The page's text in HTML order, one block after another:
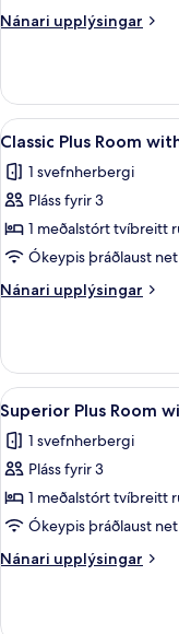
Nánari upplýsingar
Nánari
herbergi
Skoða
allar
myndir
fyrir
Classic
Plus
Room
with
4
Classic Plus Room
1 svefnherbergi
Pláss fyrir 3
1 meðalstórt tvíbreitt
Ókeypis þráðlaust net
Nánari upplýsingar
Nánari
Plus
Room
with
balcony
Skoða
allar
myndir
fyrir
Superior
Plus
Room
with
view
4
Superior Plus Room
1 svefnherbergi
Pláss fyrir 3
1 meðalstórt tvíbreitt
Ókeypis þráðlaust net
Nánari upplýsingar
Nánari